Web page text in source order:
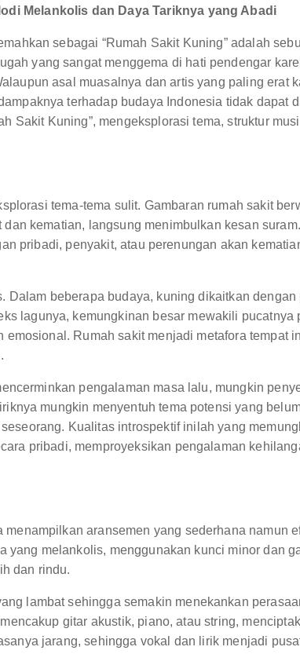
Melankolis dan Daya Tariknya yang Abadi
sebagai “Rumah Sakit Kuning” adalah
yang sangat menggema di hati pendengar
asal muasalnya dan artis yang paling erat
terhadap budaya Indonesia tidak dapat
Sakit Kuning”, mengeksplorasi tema, struktur
tema-tema sulit. Gambaran rumah sakit
kematian, langsung menimbulkan kesan
pribadi, penyakit, atau perenungan akan
Dalam beberapa budaya, kuning dikaitkan dengan
lagunya, kemungkinan besar mewakili pucatnya
Rumah sakit menjadi metafora tempat
pengalaman masa lalu, mungkin
mungkin menyentuh tema potensi yang
Kualitas introspektif inilah yang
pribadi, memproyeksikan pengalaman
menampilkan aransemen yang sederhana namun
yang melankolis, menggunakan kunci minor dan
dan rindu.
lambat sehingga semakin menekankan
gitar akustik, piano, atau string,
jarang, sehingga vokal dan lirik menjadi